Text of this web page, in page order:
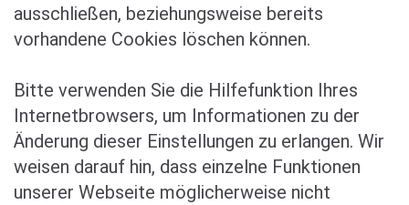
ausschließen, beziehungsweise bereits
vorhandene Cookies löschen können.
Bitte verwenden Sie die Hilfefunktion Ihres
Internetbrowsers, um Informationen zu der
Änderung dieser Einstellungen zu erlangen. Wir
weisen darauf hin, dass einzelne Funktionen
unserer Webseite möglicherweise nicht